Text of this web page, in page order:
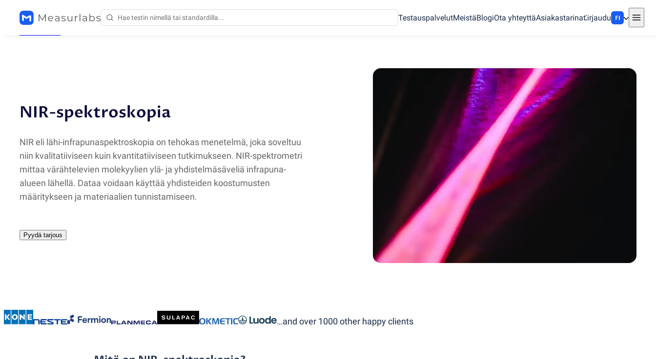
TestauspalvelutMeistäBlogiOta yhteyttäAsiakastarinatKirjaudu FI
NIR-spektroskopia
NIR eli lähi-infrapunaspektroskopia on tehokas menetelmä, joka soveltuu
niin kvalitatiiviseen kuin kvantitatiiviseen tutkimukseen. NIR-spektrometri
mittaa värähtelevien molekyylien ylä- ja yhdistelmäsäveliä infrapuna-
alueen lähellä. Dataa voidaan käyttää yhdisteiden koostumusten
määritykseen ja materiaalien tunnistamiseen.
Pyydä tarjous
…and over 1000 other happy clients